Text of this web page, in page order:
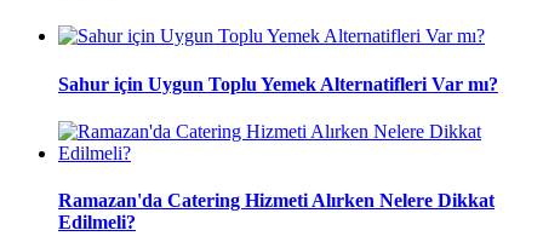
Sahur için Uygun Toplu Yemek Alternatifleri Var mı?
Ramazan'da Catering Hizmeti Alırken Nelere Dikkat
Edilmeli?